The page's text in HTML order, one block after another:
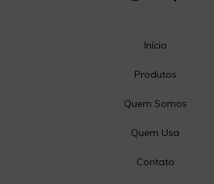
Início
Produtos
Quem Somos
Quem Usa
Contato